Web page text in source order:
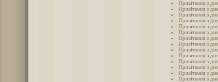
Привітання з
Привітання з
Привітання з
Привітання з
Привітання з
Привітання з
Привітання з
Привітання з
Привітання з
Привітання з
Привітання з
Привітання з
Привітання з
Привітання з